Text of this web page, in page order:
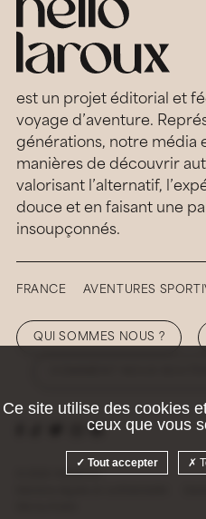
est un projet éditorial et
voyage d’aventure.
générations, notre média
manières de découvrir
valorisant l’alternatif,
douce et en faisant une
insoupçonnés.
FRANCE AVENTURES
QUI SOMMES NOUS ?
© 2026 Hellolaroux
Ce site utilise des cookies
ceux que vous
Tout accepter